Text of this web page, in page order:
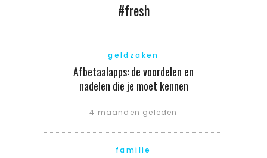
#fresh
geldzaken
Afbetaalapps: de voordelen en
nadelen die je moet kennen
4 maanden geleden
familie